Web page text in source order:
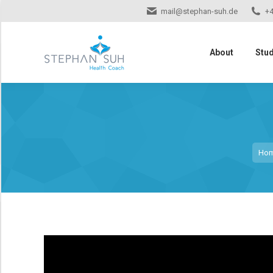
mail@stephan-suh.de
About
Sie